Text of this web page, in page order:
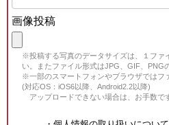
画像投稿
※投稿する写真のデータサイズは、１ファ
い。またファイル形式はJPG、GIF、PNG
※一部のスマートフォンやブラウザではフ
(対応OS：iOS6以降、Android2.2以降)
アップロードできない場合は、お手数で